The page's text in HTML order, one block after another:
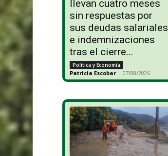
llevan cuatro meses
sin respuestas por
sus deudas salariales
e indemnizaciones
tras el cierre...
Política y Economía
Patricia Escobar - 07/08/2026